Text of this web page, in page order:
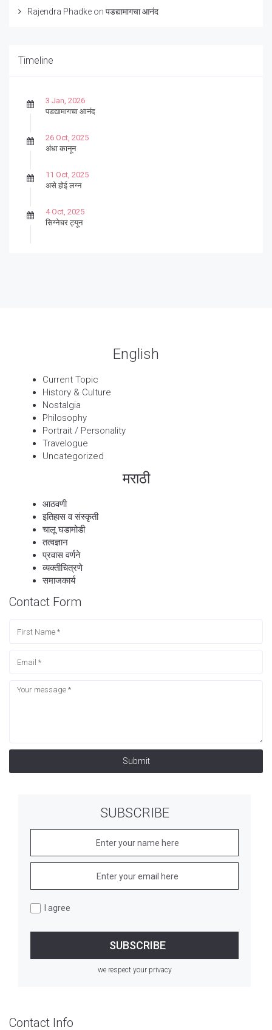
Rajendra Phadke on पडद्यामागचा आनंद
Timeline
3 Jan, 2026
पडद्यामागचा आनंद
26 Oct, 2025
अंधा कानून
11 Oct, 2025
असे होई लग्न
4 Oct, 2025
सिग्नेचर ट्यून
English
Current Topic
History & Culture
Nostalgia
Philosophy
Portrait / Personality
Travelogue
Uncategorized
मराठी
आठवणी
इतिहास व संस्कृती
चालू घडामोडी
तत्वज्ञान
प्रवास वर्णने
व्यक्तीचित्रणे
समाजकार्य
Contact Form
Submit
SUBSCRIBE
I agree
we respect your privacy
Contact Info